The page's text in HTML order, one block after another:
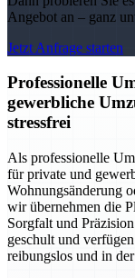
Angebot an – ganz
Jetzt Anfrage starten
Professionelle
gewerbliche
stressfrei
Als professionelle
für private und
Wohnungsänderung
wir übernehmen die
Sorgfalt und
geschult und
reibungslos und in